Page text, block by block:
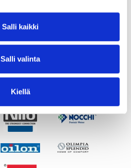
Salli kaikki
Salli valinta
Kiellä